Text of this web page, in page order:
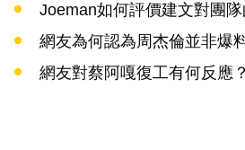
Joeman如何評價建文對團隊
網友為何認為周杰倫並非爆
網友對蔡阿嘎復工有何反應？